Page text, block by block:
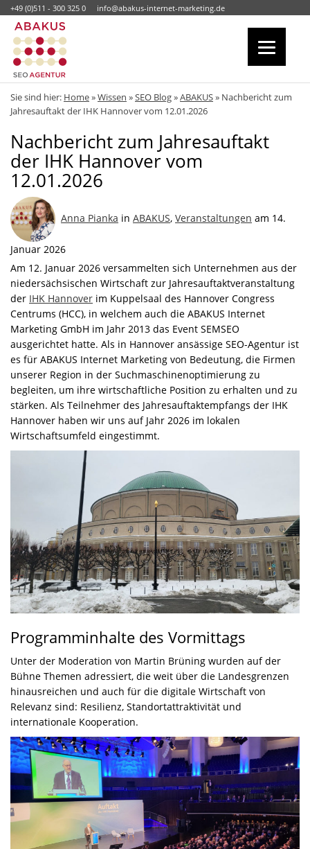
+49 (0)511 - 300 325 0 info@abakus-internet-marketing.de
Sie sind hier: Home»Wissen »SEO Blog»ABAKUS» Nachbericht zum
Jahresauftakt der IHK Hannover vom 12.01.2026
Nachbericht zum Jahresauftakt
der IHK Hannover vom
12.01.2026
Anna Pianka in ABAKUS, Veranstaltungen am 14.
Januar 2026
Am 12. Januar 2026 versammelten sich Unternehmen aus der
niedersächsischen Wirtschaft zur Jahresauftaktveranstaltung
der IHK Hannover im Kuppelsaal des Hannover Congress
Centrums (HCC), in welchem auch die ABAKUS Internet
Marketing GmbH im Jahr 2013 das Event SEMSEO
ausgerichtet hatte. Als in Hannover ansässige SEO-Agentur ist
es für ABAKUS Internet Marketing von Bedeutung, die Firmen
unserer Region in der Suchmaschinenoptimierung zu
begleiten, um ihre wirtschaftliche Position zu erhalten und zu
stärken. Als Teilnehmer des Jahresauftaktempfangs der IHK
Hannover haben wir uns auf Jahr 2026 im lokalen
Wirtschaftsumfeld eingestimmt.
Programminhalte des Vormittags
Unter der Moderation von Martin Brüning wurden auf der
Bühne Themen adressiert, die weit über die Landesgrenzen
hinausreichen und auch für die digitale Wirtschaft von
Relevanz sind: Resilienz, Standortattraktivität und
internationale Kooperation.